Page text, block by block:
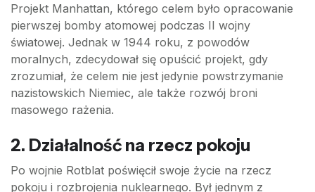
Projekt Manhattan, którego celem było opracowanie
pierwszej bomby atomowej podczas II wojny
światowej. Jednak w 1944 roku, z powodów
moralnych, zdecydował się opuścić projekt, gdy
zrozumiał, że celem nie jest jedynie powstrzymanie
nazistowskich Niemiec, ale także rozwój broni
masowego rażenia.
2. Działalność na rzecz pokoju
Po wojnie Rotblat poświęcił swoje życie na rzecz
pokoju i rozbrojenia nuklearnego. Był jednym z